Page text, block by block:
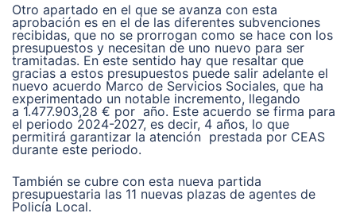
Otro apartado en el que se avanza con esta
aprobación es en el de las diferentes subvenciones
recibidas, que no se prorrogan como se hace con los
presupuestos y necesitan de uno nuevo para ser
tramitadas. En este sentido hay que resaltar que
gracias a estos presupuestos puede salir adelante el
nuevo acuerdo Marco de Servicios Sociales, que ha
experimentado un notable incremento, llegando
a 1.477.903,28 € por año. Este acuerdo se firma para
el periodo 2024-2027, es decir, 4 años, lo que
permitirá garantizar la atención prestada por CEAS
durante este periodo.
También se cubre con esta nueva partida
presupuestaria las 11 nuevas plazas de agentes de
Policía Local.